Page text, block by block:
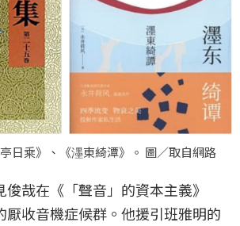
日乘》、《濹東綺潭》。 圖／取自網路
哉在《「聲音」的資本主義》
厭收音機症候群。他援引班雅明的